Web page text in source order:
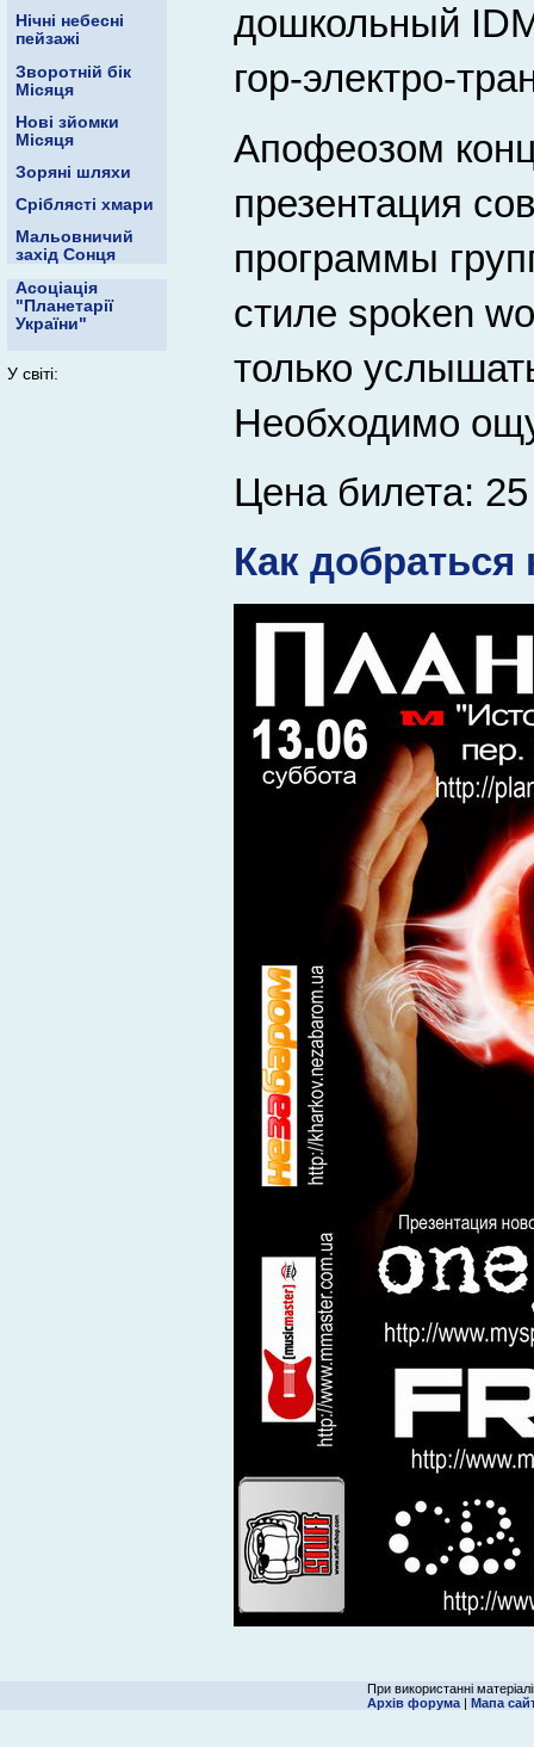
Нічні небесні
пейзажі
Зворотній бік
Місяця
Нові зйомки
Місяця
Зоряні шляхи
Сріблясті хмари
Мальовничий
захід Сонця
Асоціація
"Планетарії
України"
У світі:
дошкольный
гор-электро-
Апофеозом
презентация
программы
стиле spoken
только
Необходимо
Цена билета: 25
Как
При використанні
Архів форума| Мапа